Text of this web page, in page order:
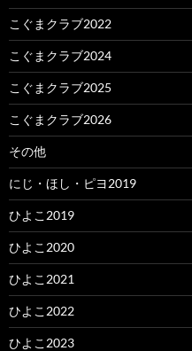
こぐまクラブ2022
こぐまクラブ2024
こぐまクラブ2025
こぐまクラブ2026
その他
にじ・ほし・ピヨ2019
ひよこ2019
ひよこ2020
ひよこ2021
ひよこ2022
ひよこ2023